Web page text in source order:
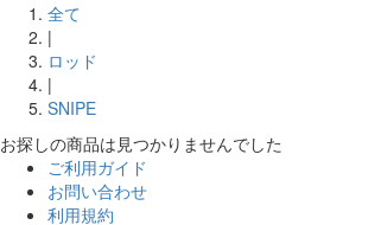
全て
|
ロッド
|
SNIPE
お探しの商品は見つかりませんでした
ご利用ガイド
お問い合わせ
利用規約